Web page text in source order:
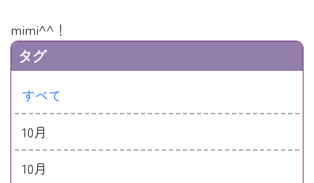
mimi^^！
タグ
すべて
10月
10月